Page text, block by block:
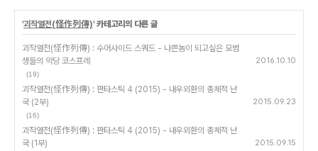
'괴작열전(怪作列傳)' 카테고리의 다른 글
괴작열전(怪作列傳) : 수어사이드 스쿼드 - 나쁜놈이 되고싶은 모범
생들의 악당 코스프레
(19)
2016.10.10
괴작열전(怪作列傳) : 판타스틱 4 (2015) - 내우외환의 총체적 난
국 (2부)
(16)
2015.09.23
괴작열전(怪作列傳) : 판타스틱 4 (2015) - 내우외환의 총체적 난
국 (1부)
2015.09.15